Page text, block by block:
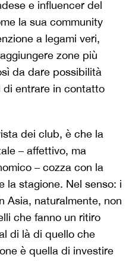
e influencer del
la sua community
a legami veri,
zone più
da dare possibilità
entrare in contatto
dei club, è che la
– affettivo, ma
– cozza con la
la stagione. Nel senso: i
Asia, naturalmente, non
che fanno un ritiro
di là di quello che
è quella di investire